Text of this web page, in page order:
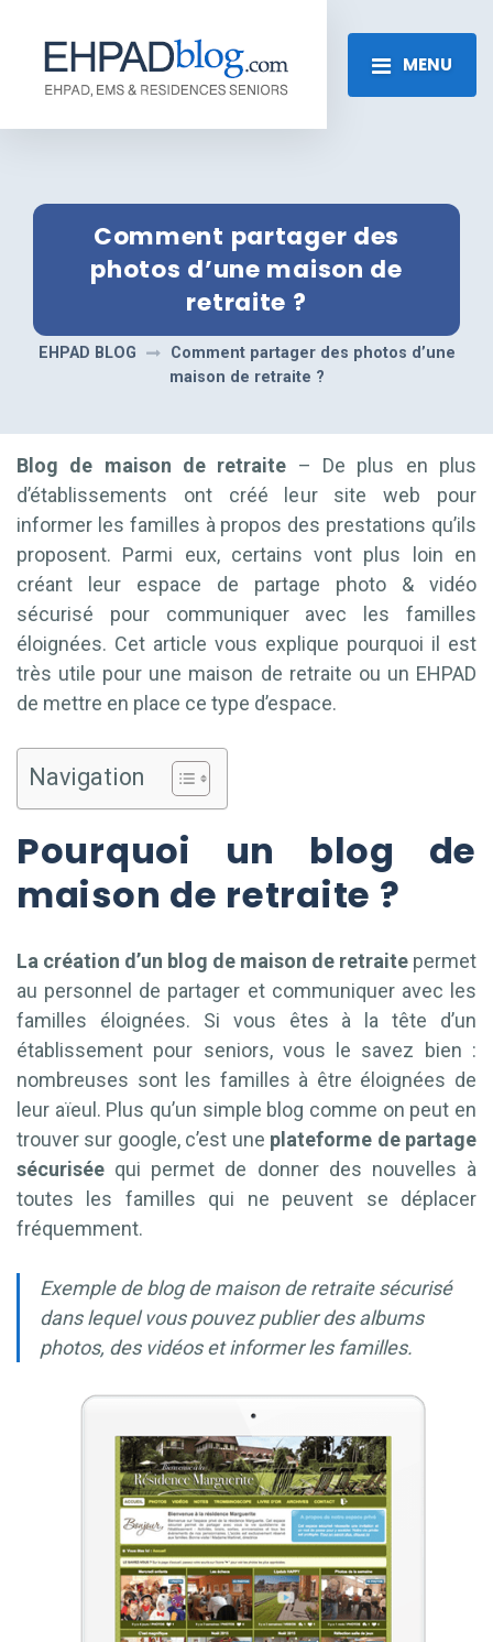
MENU
Comment partager des
photos d’une maison de
retraite ?
EHPAD BLOG
Comment partager des photos d’une
maison de retraite ?
Blog de maison de retraite – De plus en plus
d’établissements ont créé leur site web pour
informer les familles à propos des prestations qu’ils
proposent. Parmi eux, certains vont plus loin en
créant leur espace de partage photo & vidéo
sécurisé pour communiquer avec les familles
éloignées. Cet article vous explique pourquoi il est
très utile pour une maison de retraite ou un EHPAD
de mettre en place ce type d’espace.
Navigation
Pourquoi un blog de
maison de retraite ?
La création d’un blog de maison de retraite permet
au personnel de partager et communiquer avec les
familles éloignées. Si vous êtes à la tête d’un
établissement pour seniors, vous le savez bien :
nombreuses sont les familles à être éloignées de
leur aïeul. Plus qu’un simple blog comme on peut en
trouver sur google, c’est une plateforme de partage
sécurisée qui permet de donner des nouvelles à
toutes les familles qui ne peuvent se déplacer
fréquemment.
Exemple de blog de maison de retraite sécurisé
dans lequel vous pouvez publier des albums
photos, des vidéos et informer les familles.